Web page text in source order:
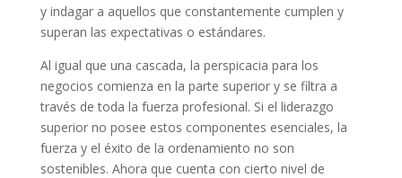
y indagar a aquellos que constantemente cumplen y
superan las expectativas o estándares.
Al igual que una cascada, la perspicacia para los
negocios comienza en la parte superior y se filtra a
través de toda la fuerza profesional. Si el liderazgo
superior no posee estos componentes esenciales, la
fuerza y el éxito de la ordenamiento no son
sostenibles. Ahora que cuenta con cierto nivel de